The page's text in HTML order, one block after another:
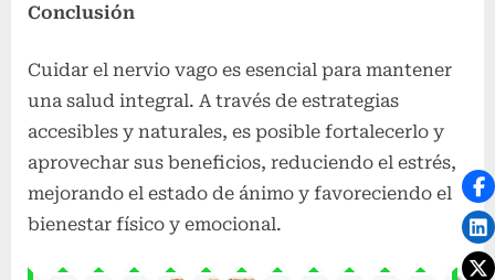
Conclusión
Cuidar el nervio vago es esencial para mantener
una salud integral. A través de estrategias
accesibles y naturales, es posible fortalecerlo y
aprovechar sus beneficios, reduciendo el estrés,
mejorando el estado de ánimo y favoreciendo el
bienestar físico y emocional.